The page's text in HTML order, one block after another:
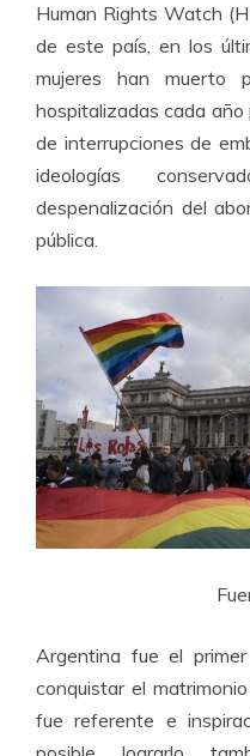
Human Rights Watch
de este país, en los
mujeres han muerto
hospitalizadas cada
de interrupciones de
ideologías
despenalización del
pública.
Argentina fue el
conquistar el
fue referente e